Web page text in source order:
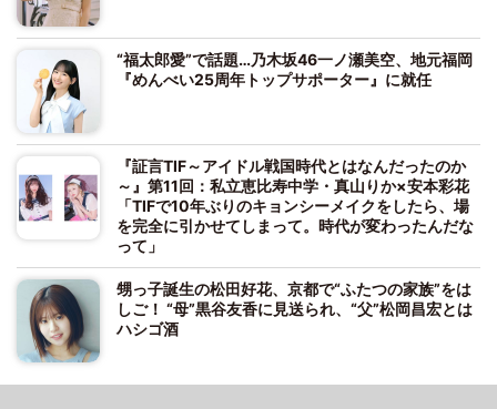
“福太郎愛”で話題…乃木坂46一ノ瀬美空、地元福岡
『めんべい25周年トップサポーター』に就任
『証言TIF～アイドル戦国時代とはなんだったのか
～』第11回：私立恵比寿中学・真山りか×安本彩花
「TIFで10年ぶりのキョンシーメイクをしたら、場
を完全に引かせてしまって。時代が変わったんだな
って」
甥っ子誕生の松田好花、京都で“ふたつの家族”をは
しご！ “母”黒谷友香に見送られ、“父”松岡昌宏とは
ハシゴ酒